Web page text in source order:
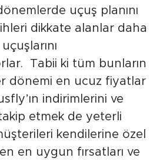
uçuş planını
dikkate alanlar daha
Tabii ki tüm bunların
dönemi en ucuz fiyatlar
indirimlerini ve
etmek de yeterli
kendilerine özel
en uygun fırsatları ve